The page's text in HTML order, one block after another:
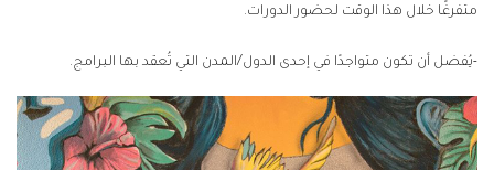
متفرغًا خلال هذا الوقت لحضور الدورات.
-يُفضل أن تكون متواجدًا في إحدى الدول/المدن التي تُعقد بها البرامج.